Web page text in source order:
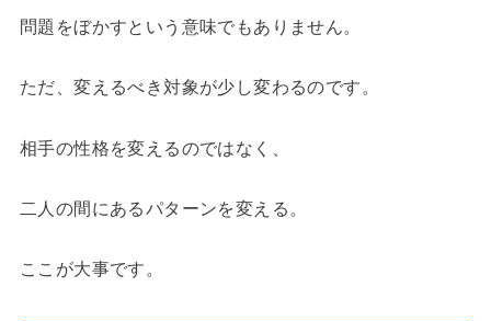
問題をぼかすという意味でもありません。
ただ、変えるべき対象が少し変わるのです。
相手の性格を変えるのではなく、
二人の間にあるパターンを変える。
ここが大事です。